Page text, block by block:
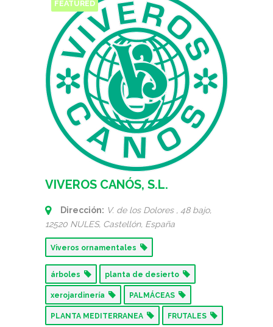
FEATURED
VIVEROS CANÓS, S.L.
Dirección: V. de los Dolores , 48 bajo,
12520 NULES, Castellón, España
Viveros ornamentales
árboles planta de desierto
xerojardinería PALMÁCEAS
PLANTA MEDITERRANEA FRUTALES